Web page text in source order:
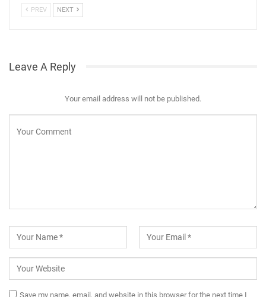
PREV NEXT
Leave A Reply
Your email address will not be published.
Save my name, email, and website in this browser for the next time I